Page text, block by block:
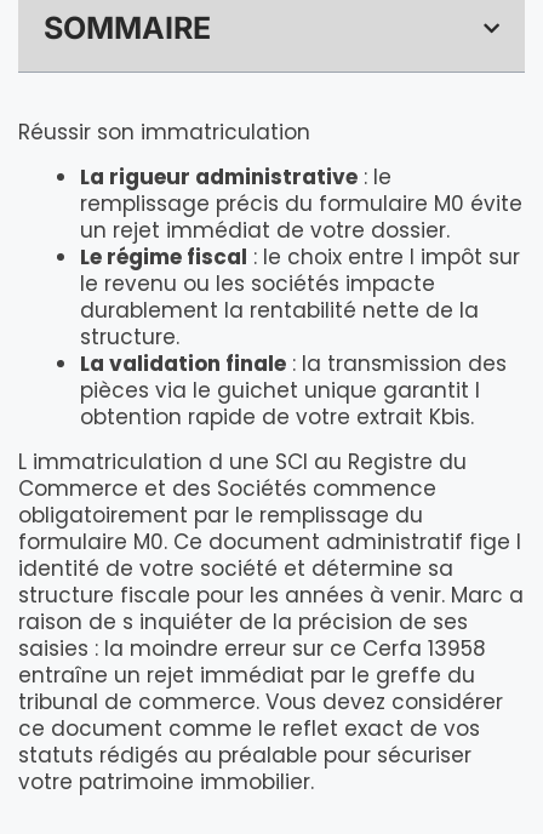
SOMMAIRE
Réussir son immatriculation
La rigueur administrative : le
remplissage précis du formulaire M0 évite
un rejet immédiat de votre dossier.
Le régime fiscal : le choix entre l impôt sur
le revenu ou les sociétés impacte
durablement la rentabilité nette de la
structure.
La validation finale : la transmission des
pièces via le guichet unique garantit l
obtention rapide de votre extrait Kbis.
L immatriculation d une SCI au Registre du
Commerce et des Sociétés commence
obligatoirement par le remplissage du
formulaire M0. Ce document administratif fige l
identité de votre société et détermine sa
structure fiscale pour les années à venir. Marc a
raison de s inquiéter de la précision de ses
saisies : la moindre erreur sur ce Cerfa 13958
entraîne un rejet immédiat par le greffe du
tribunal de commerce. Vous devez considérer
ce document comme le reflet exact de vos
statuts rédigés au préalable pour sécuriser
votre patrimoine immobilier.